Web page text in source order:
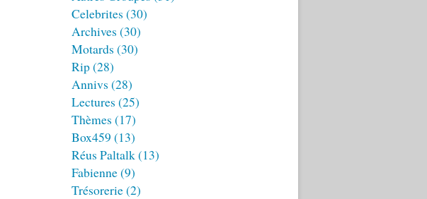
Celebrites (30)
Archives (30)
Motards (30)
Rip(28)
Annivs (28)
Lectures (25)
Thèmes (17)
Box459 (13)
Réus Paltalk(13)
Fabienne(9)
Trésorerie(2)